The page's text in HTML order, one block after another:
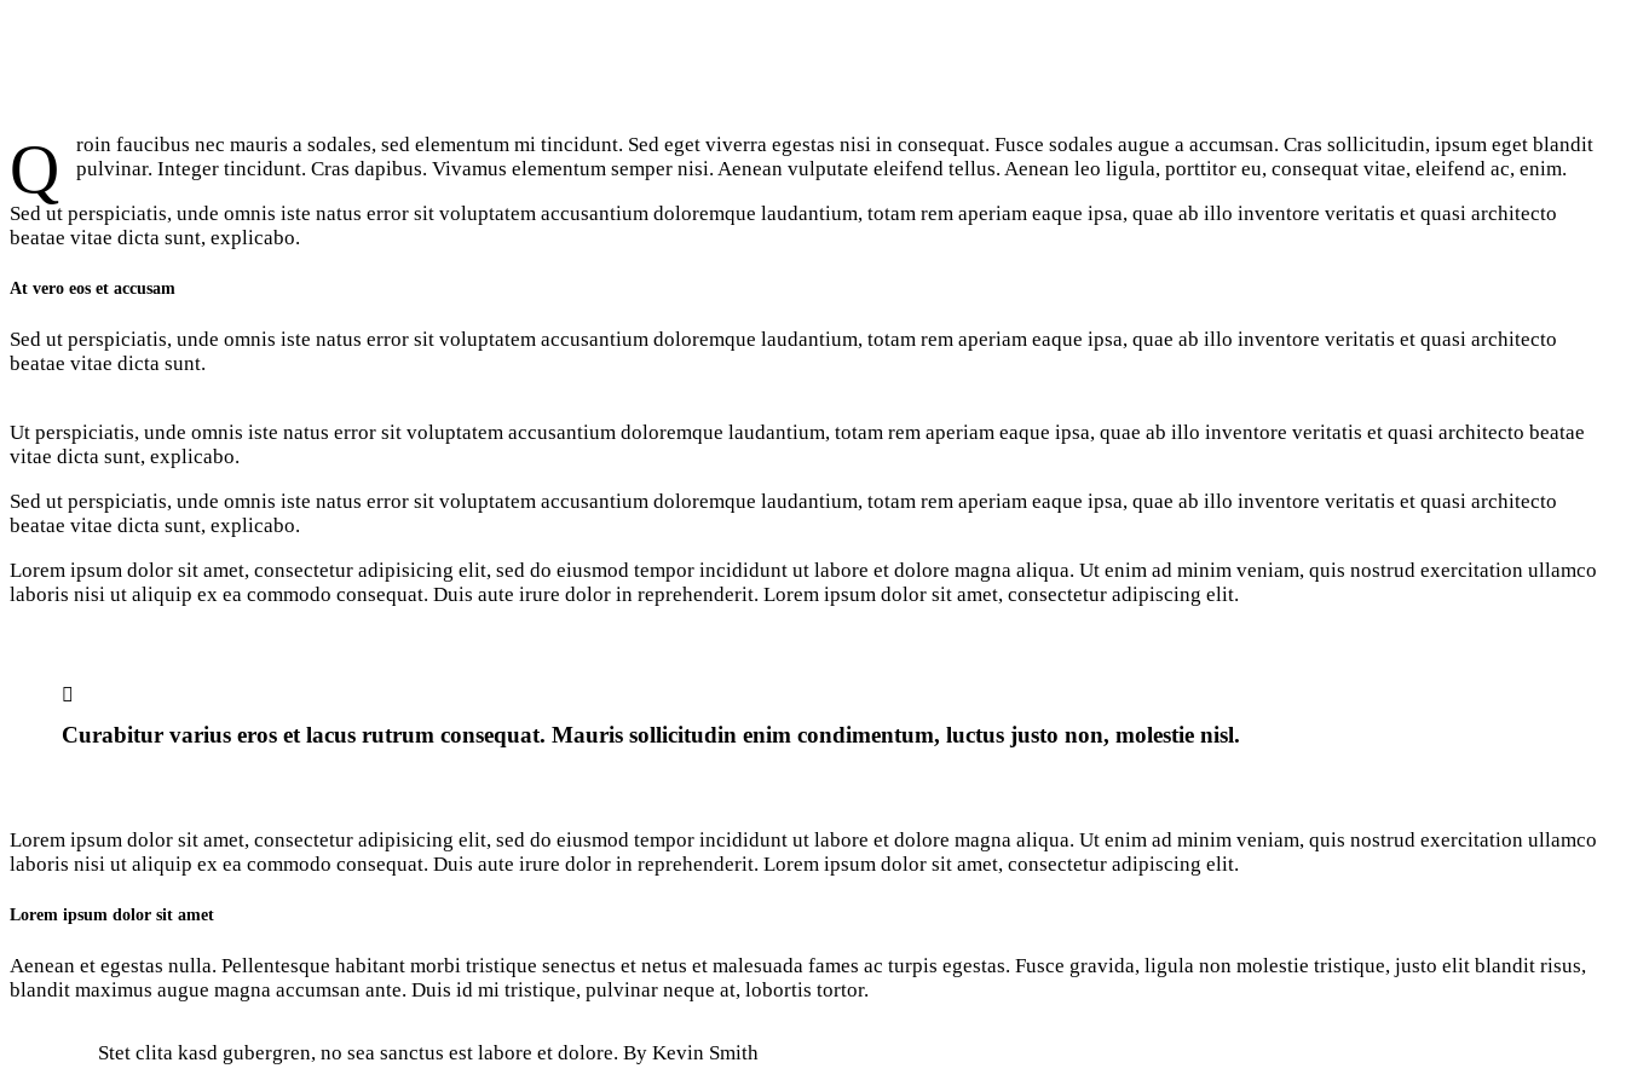
Qroin faucibus nec mauris a sodales, sed elementum mi tincidunt. Sed eget viverra egestas nisi in consequat. Fusce sodales augue a accumsan. Cras sollicitudin, ipsum eget blandit
pulvinar. Integer tincidunt. Cras dapibus. Vivamus elementum semper nisi. Aenean vulputate eleifend tellus. Aenean leo ligula, porttitor eu, consequat vitae, eleifend ac, enim.
Sed ut perspiciatis, unde omnis iste natus error sit voluptatem accusantium doloremque laudantium, totam rem aperiam eaque ipsa, quae ab illo inventore veritatis et quasi architecto
beatae vitae dicta sunt, explicabo.
At vero eos et accusam
Sed ut perspiciatis, unde omnis iste natus error sit voluptatem accusantium doloremque laudantium, totam rem aperiam eaque ipsa, quae ab illo inventore veritatis et quasi architecto
beatae vitae dicta sunt.
Ut perspiciatis, unde omnis iste natus error sit voluptatem accusantium doloremque laudantium, totam rem aperiam eaque ipsa, quae ab illo inventore veritatis et quasi architecto beatae
vitae dicta sunt, explicabo.
Sed ut perspiciatis, unde omnis iste natus error sit voluptatem accusantium doloremque laudantium, totam rem aperiam eaque ipsa, quae ab illo inventore veritatis et quasi architecto
beatae vitae dicta sunt, explicabo.
Lorem ipsum dolor sit amet, consectetur adipisicing elit, sed do eiusmod tempor incididunt ut labore et dolore magna aliqua. Ut enim ad minim veniam, quis nostrud exercitation ullamco
laboris nisi ut aliquip ex ea commodo consequat. Duis aute irure dolor in reprehenderit. Lorem ipsum dolor sit amet, consectetur adipiscing elit.
Curabitur varius eros et lacus rutrum consequat. Mauris sollicitudin enim condimentum, luctus justo non, molestie nisl.
Lorem ipsum dolor sit amet, consectetur adipisicing elit, sed do eiusmod tempor incididunt ut labore et dolore magna aliqua. Ut enim ad minim veniam, quis nostrud exercitation ullamco
laboris nisi ut aliquip ex ea commodo consequat. Duis aute irure dolor in reprehenderit. Lorem ipsum dolor sit amet, consectetur adipiscing elit.
Lorem ipsum dolor sit amet
Aenean et egestas nulla. Pellentesque habitant morbi tristique senectus et netus et malesuada fames ac turpis egestas. Fusce gravida, ligula non molestie tristique, justo elit blandit risus,
blandit maximus augue magna accumsan ante. Duis id mi tristique, pulvinar neque at, lobortis tortor.
Stet clita kasd gubergren, no sea sanctus est labore et dolore. By Kevin Smith